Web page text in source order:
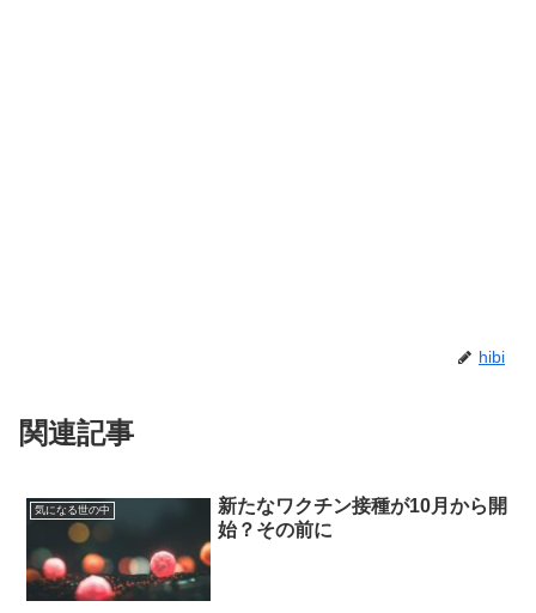
hibi
関連記事
気になる世の中
新たなワクチン接種が10月から開
始？その前に